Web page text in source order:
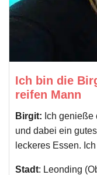
Ich bin die
reifen Mann
Birgit: Ich genieße
und dabei ein
leckeres Essen.
Stadt: Leonding